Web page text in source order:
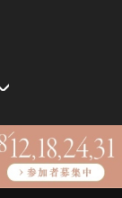
Calendar, Inc.